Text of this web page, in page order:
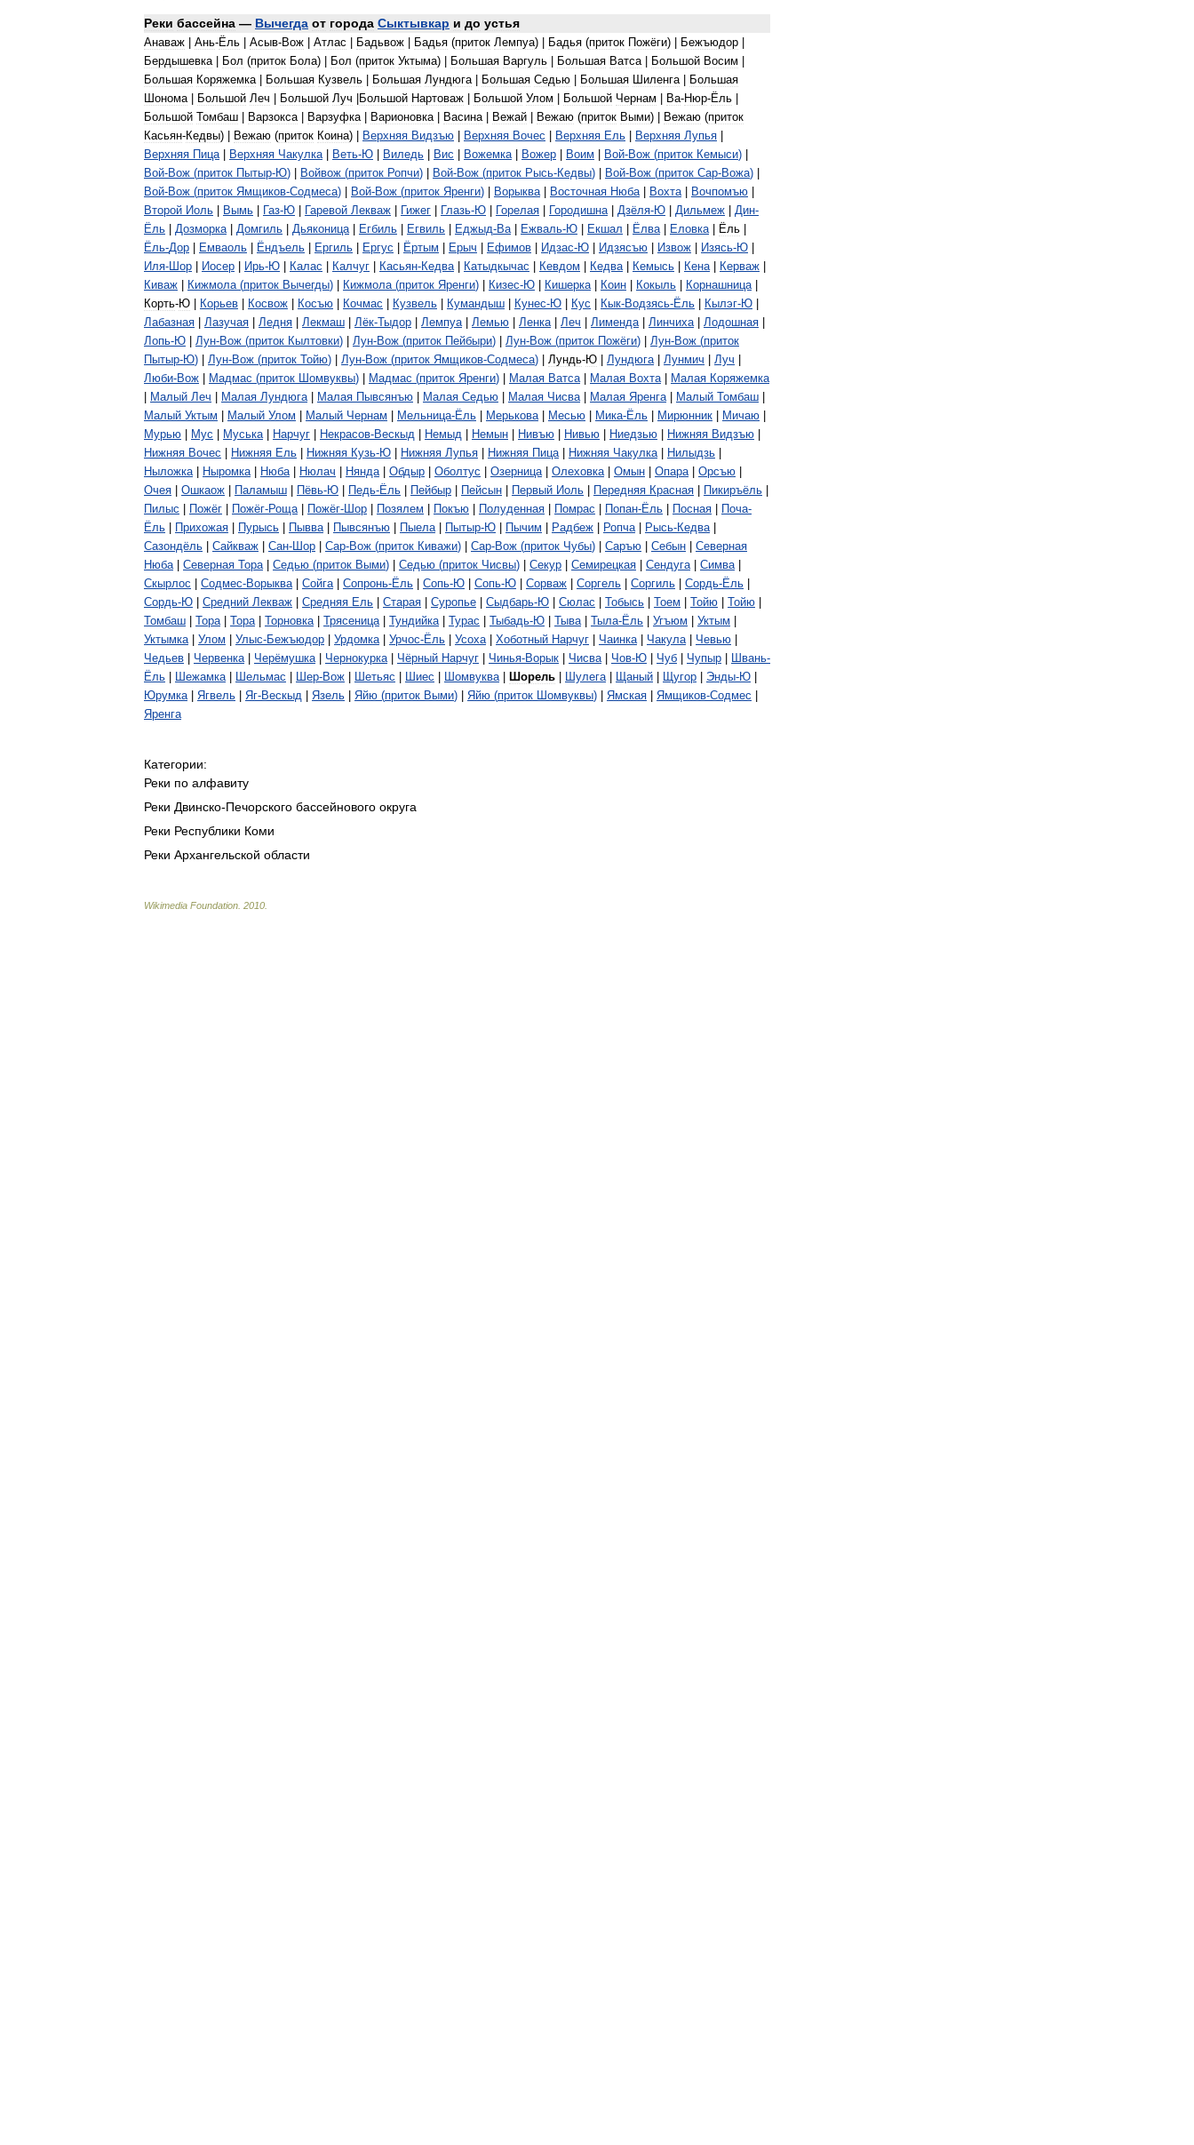
Реки бассейна — Вычегда от города Сыктывкар и до устья
Анаваж | Ань-Ёль | Асыв-Вож | Атлас | Бадьвож | Бадья (приток Лемпуа) | Бадья (приток Пожёги) | Бежъюдор |
Бердышевка | Бол (приток Бола) | Бол (приток Уктыма) | Большая Варгуль | Большая Ватса | Большой Восим |
Большая Коряжемка | Большая Кузвель | Большая Лундюга | Большая Седью | Большая Шиленга | Большая
Шонома | Большой Леч | Большой Луч |Большой Нартоваж | Большой Улом | Большой Чернам | Ва-Нюр-Ёль |
Большой Томбаш | Варзокса | Варзуфка | Варионовка | Васина | Вежай | Вежаю (приток Выми) | Вежаю (приток
Касьян-Кедвы) | Вежаю (приток Коина) | Верхняя Видзъю | Верхняя Вочес | Верхняя Ель | Верхняя Лупья |
Верхняя Пица | Верхняя Чакулка | Веть-Ю | Виледь | Вис | Вожемка | Вожер | Воим | Вой-Вож (приток Кемыси) |
Вой-Вож (приток Пытыр-Ю) | Войвож (приток Ропчи) | Вой-Вож (приток Рысь-Кедвы) | Вой-Вож (приток Сар-Вожа) |
Вой-Вож (приток Ямщиков-Содмеса) | Вой-Вож (приток Яренги) | Ворыква | Восточная Нюба | Вохта | Вочпомъю |
Второй Иоль | Вымь | Газ-Ю | Гаревой Лекваж | Гижег | Глазь-Ю | Горелая | Городишна | Дзёля-Ю | Дильмеж | Дин-
Ёль | Дозморка | Домгиль | Дьяконица | Егбиль | Егвиль | Еджыд-Ва | Ежваль-Ю | Екшал | Ёлва | Еловка | Ёль |
Ёль-Дор | Емваоль | Ёндъель | Ергиль | Ергус | Ёртым | Ерыч | Ефимов | Идзас-Ю | Идзясъю | Извож | Изясь-Ю |
Иля-Шор | Иосер | Ирь-Ю | Калас | Калчуг | Касьян-Кедва | Катыдкычас | Кевдом | Кедва | Кемысь | Кена | Керваж |
Киваж | Кижмола (приток Вычегды) | Кижмола (приток Яренги) | Кизес-Ю | Кишерка | Коин | Кокыль | Корнашница |
Корть-Ю | Корьев | Косвож | Косъю | Кочмас | Кузвель | Кумандыш | Кунес-Ю | Кус | Кык-Водзясь-Ёль | Кылэг-Ю |
Лабазная | Лазучая | Ледня | Лекмаш | Лёк-Тыдор | Лемпуа | Лемью | Ленка | Леч | Лименда | Линчиха | Лодошная |
Лопь-Ю | Лун-Вож (приток Кылтовки) | Лун-Вож (приток Пейбыри) | Лун-Вож (приток Пожёги) | Лун-Вож (приток
Пытыр-Ю) | Лун-Вож (приток Тойю) | Лун-Вож (приток Ямщиков-Содмеса) | Лундь-Ю | Лундюга | Лунмич | Луч |
Люби-Вож | Мадмас (приток Шомвуквы) | Мадмас (приток Яренги) | Малая Ватса | Малая Вохта | Малая Коряжемка
| Малый Леч | Малая Лундюга | Малая Пывсянъю | Малая Седью | Малая Чисва | Малая Яренга | Малый Томбаш |
Малый Уктым | Малый Улом | Малый Чернам | Мельница-Ёль | Мерькова | Месью | Мика-Ёль | Мирюнник | Мичаю |
Мурью | Мус | Муська | Нарчуг | Некрасов-Вескыд | Немыд | Немын | Нивъю | Нивью | Ниедзью | Нижняя Видзъю |
Нижняя Вочес | Нижняя Ель | Нижняя Кузь-Ю | Нижняя Лупья | Нижняя Пица | Нижняя Чакулка | Нилыдзь |
Ныложка | Ныромка | Нюба | Нюлач | Нянда | Обдыр | Оболтус | Озерница | Олеховка | Омын | Опара | Орсъю |
Очея | Ошкаож | Паламыш | Пёвь-Ю | Педь-Ёль | Пейбыр | Пейсын | Первый Иоль | Передняя Красная | Пикиръёль |
Пилыс | Пожёг | Пожёг-Роща | Пожёг-Шор | Позялем | Покъю | Полуденная | Помрас | Попан-Ёль | Посная | Поча-
Ёль | Прихожая | Пурысь | Пывва | Пывсянъю | Пыела | Пытыр-Ю | Пычим | Радбеж | Ропча | Рысь-Кедва |
Сазондёль | Сайкваж | Сан-Шор | Сар-Вож (приток Киважи) | Сар-Вож (приток Чубы) | Саръю | Себын | Северная
Нюба | Северная Тора | Седью (приток Выми) | Седью (приток Чисвы) | Секур | Семирецкая | Сендуга | Симва |
Скырлос | Содмес-Ворыква | Сойга | Сопронь-Ёль | Сопь-Ю | Сопь-Ю | Сорваж | Соргель | Соргиль | Сордь-Ёль |
Сордь-Ю | Средний Лекваж | Средняя Ель | Старая | Суропье | Сыдбарь-Ю | Сюлас | Тобысь | Тоем | Тойю | Тойю |
Томбаш | Тора | Тора | Торновка | Трясеница | Тундийка | Турас | Тыбадь-Ю | Тыва | Тыла-Ёль | Угъюм | Уктым |
Уктымка | Улом | Улыс-Бежъюдор | Урдомка | Урчос-Ёль | Усоха | Хоботный Нарчуг | Чаинка | Чакула | Чевью |
Чедьев | Червенка | Черёмушка | Чернокурка | Чёрный Нарчуг | Чинья-Ворык | Чисва | Чов-Ю | Чуб | Чупыр | Швань-
Ёль | Шежамка | Шельмас | Шер-Вож | Шетьяс | Шиес | Шомвуква | Шорель | Шулега | Щаный | Щугор | Энды-Ю |
Юрумка | Ягвель | Яг-Вескыд | Язель | Яйю (приток Выми) | Яйю (приток Шомвуквы) | Ямская | Ямщиков-Содмес |
Яренга
Категории:
Реки по алфавиту
Реки Двинско-Печорского бассейнового округа
Реки Республики Коми
Реки Архангельской области
Wikimedia Foundation 2010